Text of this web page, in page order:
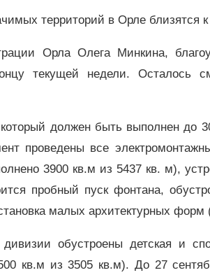
территорий в Орле близятся к
Орла Олега Минкина,
текущей недели. Осталось
должен быть выполнен до
проведены все
3900 кв.м из 5437 кв. м),
пробный пуск фонтана,
малых архитектурных форм
обустроены детская и
кв.м из 3505 кв.м). До 27